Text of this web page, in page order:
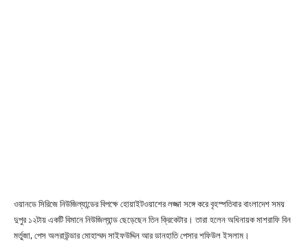
ওয়ানডে সিরিজে নিউজিল্যান্ডের বিপক্ষে হোয়াইটওয়াশের লজ্জা সঙ্গে করে বৃহস্পতিবার বাংলাদেশ সময়
দুপুর ১২টায় একটি বিমানে নিউজিল্যান্ড ছেড়েছেন তিন ক্রিকেটার। তারা হলেন অধিনায়ক মাশরাফি বিন
মর্তুজা, পেস অলরাউন্ডার মোহাম্মদ সাইফউদ্দিন আর ডানহাতি পেসার শফিউল ইসলাম।